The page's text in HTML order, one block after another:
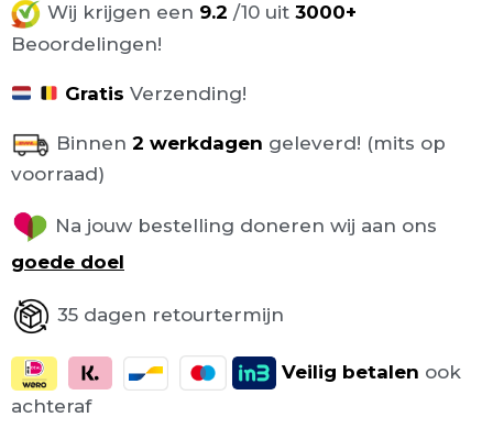
Wij krijgen een 9.2 /10 uit 3000+
Beoordelingen!
Gratis Verzending!
Binnen 2 werkdagen geleverd! (mits op
voorraad)
Na jouw bestelling doneren wij aan ons
goede doel
35 dagen retourtermijn
Veilig betalen ook
achteraf